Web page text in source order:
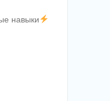
навыки